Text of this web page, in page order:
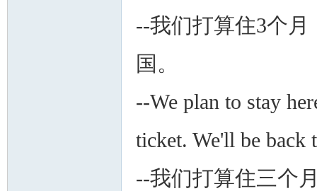
--我们打算住3个
国。
--We plan to stay
ticket. We'll be back
--我们打算住三个